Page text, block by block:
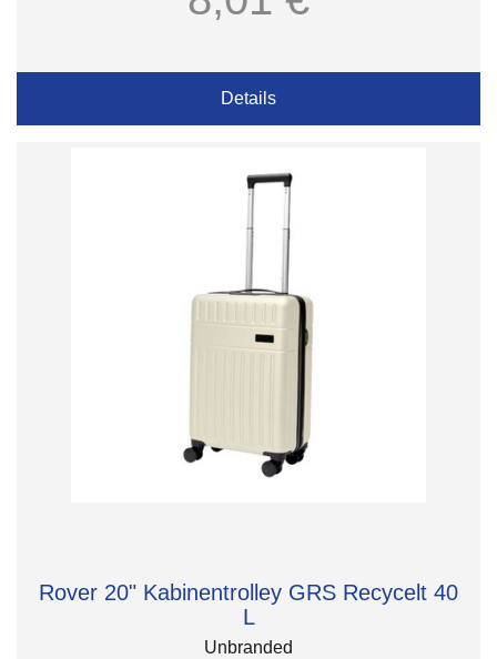
Details
Rover 20" Kabinentrolley GRS Recycelt 40
L
Unbranded